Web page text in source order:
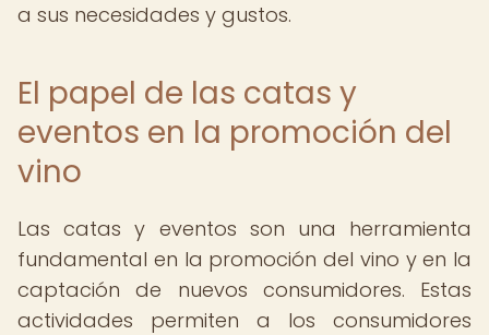
a sus necesidades y gustos.
El papel de las catas y
eventos en la promoción del
vino
Las catas y eventos son una herramienta
fundamental en la promoción del vino y en la
captación de nuevos consumidores. Estas
actividades permiten a los consumidores